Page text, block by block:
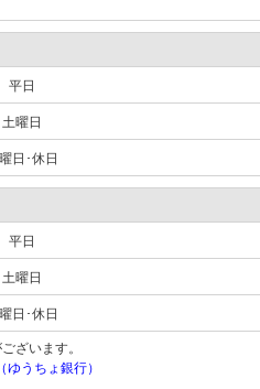
平日
土曜日
日･休日
平日
土曜日
日･休日
ざいます。
うちょ銀行）